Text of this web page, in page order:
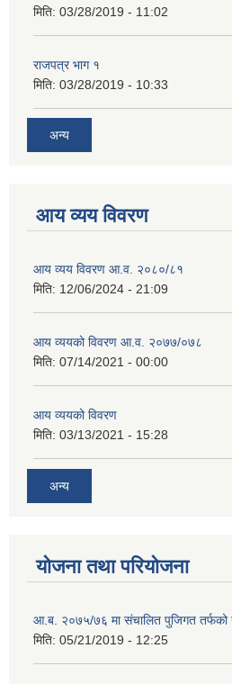
मिति: 03/28/2019 - 11:02
राजपत्र भाग १
मिति: 03/28/2019 - 10:33
अन्य
आय व्यय विवरण
आय व्यय विवरण आ.व. २०८०/८१
मिति: 12/06/2024 - 21:09
आय व्ययको विवरण आ.व. २०७७/०७८
मिति: 07/14/2021 - 00:00
आय व्ययको विवरण
मिति: 03/13/2021 - 15:28
अन्य
योजना तथा परियोजना
आ.ब. २०७५/७६ मा संचालित पुजिगत तर्फको
मिति: 05/21/2019 - 12:25